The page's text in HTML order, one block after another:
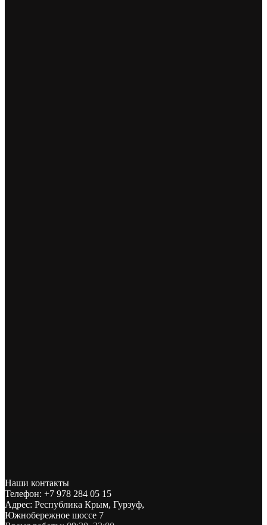
Наши контакты
Телефон: +7 978 284 05 15
Адрес: Республика Крым, Гурзуф,
Южнобережное шоссе 7